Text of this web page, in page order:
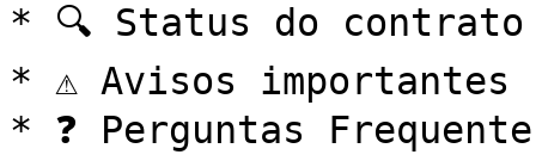
* 🔍 Status do contrato
* ⚠️ Avisos importantes
* ❓ Perguntas